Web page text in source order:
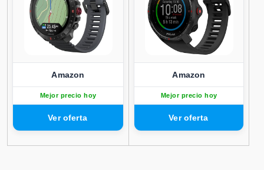
Amazon
Mejor precio hoy
Amazon
Mejor precio hoy